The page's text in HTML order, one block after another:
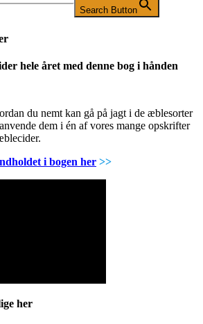
Search Button
hele året med denne bog i hånden
du nemt kan gå på jagt i de æblesorter
dem i én af vores mange opskrifter
i bogen her >>
her